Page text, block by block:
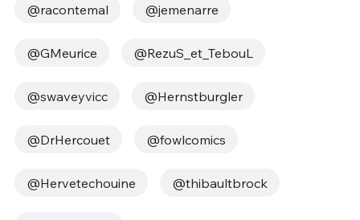
@racontemal @jemenarre
@GMeurice @RezuS_et_TebouL
@swaveyvicc @Hernstburgler
@DrHercouet @fowlcomics
@Hervetechouine @thibaultbrock